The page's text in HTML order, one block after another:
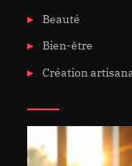
Beauté
Bien-être
Création